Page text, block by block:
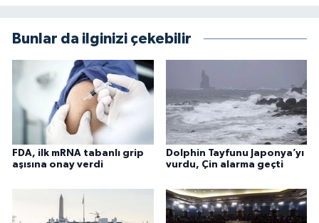
Bunlar da ilginizi çekebilir
FDA, ilk mRNA tabanlı grip
aşısına onay verdi
Dolphin Tayfunu Japonya’yı
vurdu, Çin alarma geçti